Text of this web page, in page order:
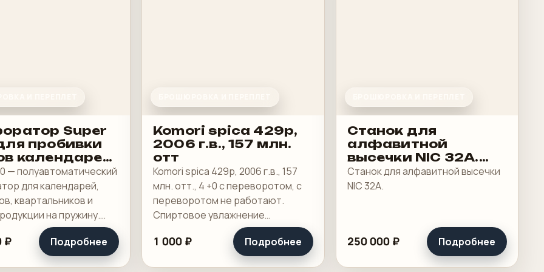
Super
пробивки
календарей
— полуавтоматический
для календарей,
квартальников и
на пружину.
машина для
участка, где важны
зона пробивки, быстрая
₽ Подробнее
Komori spica 429p,
2006 г.в., 157 млн.
отт
Komori spica 429p, 2006 г.в., 157
млн. отт., 4 +0 с переворотом, с
переворотом не работают.
Спиртовое увлажнение
1 000 ₽ Подробнее
Станок для
алфавитной
высечки NIC 32A.
2021 г.в
Станок для алфавитной высечки
NIC 32A.
250 000 ₽ Подробнее